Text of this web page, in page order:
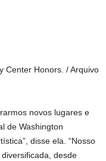
Center Honors. / Arquivo
novos lugares e
de Washington
disse ela. “Nosso
desde